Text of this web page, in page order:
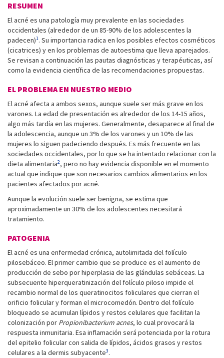
RESUMEN
El acné es una patología muy prevalente en las sociedades
occidentales (alrededor de un 85-90% de los adolescentes la
padecen)1. Su importancia radica en los posibles efectos cosméticos
(cicatrices) y en los problemas de autoestima que lleva aparejados.
Se revisan a continuación las pautas diagnósticas y terapéuticas, así
como la evidencia científica de las recomendaciones propuestas.
EL PROBLEMA EN NUESTRO MEDIO
El acné afecta a ambos sexos, aunque suele ser más grave en los
varones. La edad de presentación es alrededor de los 14-15 años,
algo más tardía en las mujeres. Generalmente, desaparece al final de
la adolescencia, aunque un 3% de los varones y un 10% de las
mujeres lo siguen padeciendo después. Es más frecuente en las
sociedades occidentales, por lo que se ha intentado relacionar con la
dieta alimentaria2, pero no hay evidencia disponible en el momento
actual que indique que son necesarios cambios alimentarios en los
pacientes afectados por acné.
Aunque la evolución suele ser benigna, se estima que
aproximadamente un 30% de los adolescentes necesitará
tratamiento.
PATOGENIA
El acné es una enfermedad crónica, autolimitada del folículo
pilosebáceo. El primer cambio que se produce es el aumento de
producción de sebo por hiperplasia de las glándulas sebáceas. La
subsecuente hiperqueratinización del folículo piloso impide el
recambio normal de los queratinocitos foliculares que cierran el
orificio folicular y forman el microcomedón. Dentro del folículo
bloqueado se acumulan lípidos y restos celulares que facilitan la
colonización por Propionibacterium acnes, lo cual provocará la
respuesta inmunitaria. Esa inflamación será potenciada por la rotura
del epitelio folicular con salida de lípidos, ácidos grasos y restos
celulares a la dermis subyacente3.